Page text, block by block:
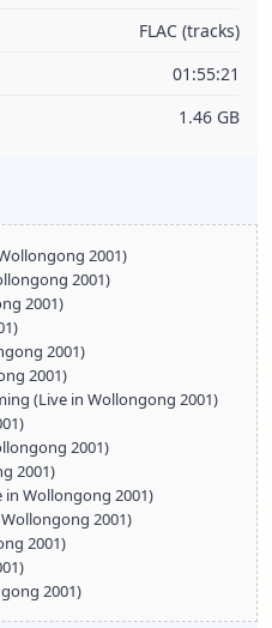
FLAC (tracks)
01:55:21
1.46 GB
2001)
2001)
2001)
2001)
2001)
(Live in Wollongong 2001)
2001)
2001)
in Wollongong 2001)
2001)
2001)
2001)